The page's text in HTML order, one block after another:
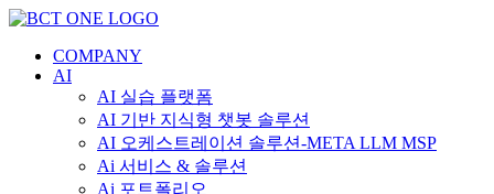
콘
COMPANY
AI
AI 실습 플랫폼
AI 기반 지식형 챗봇 솔루션
AI 오케스트레이션 솔루션-META LLM MSP
Ai 서비스 & 솔루션
Ai 포트폴리오